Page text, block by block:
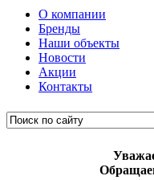
О компании
Бренды
Наши объекты
Новости
Акции
Контакты